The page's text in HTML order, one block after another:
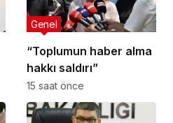
“Toplumun haber alma
hakkı saldırı”
Genel
15 saat önce